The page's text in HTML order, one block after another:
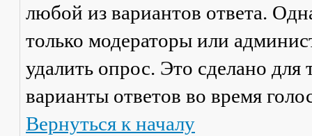
любой из вариантов ответа.
только модераторы или
удалить опрос. Это сделано для
варианты ответов во время
Вернуться к началу